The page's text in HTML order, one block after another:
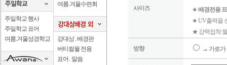
주일학교 행사
주일학교 표어
여름.겨울성경학교
여름.겨울수련회
강대상 . 배경판
버티컬월 전용
표어 . 말씀
사이즈 ★배경전용
★ UV출력을
★ 강력접착
방향 → 가로가